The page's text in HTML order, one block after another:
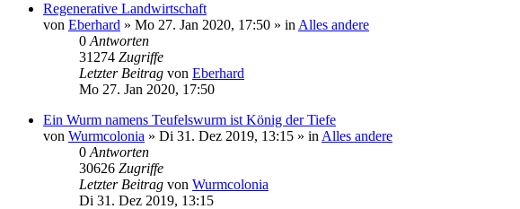
Regenerative Landwirtschaft
von Eberhard » Mo 27. Jan 2020, 17:50 » in Alles andere
0 Antworten
31274 Zugriffe
Letzter Beitrag von Eberhard
Mo 27. Jan 2020, 17:50
Ein Wurm namens Teufelswurm ist König der Tiefe
von Wurmcolonia » Di 31. Dez 2019, 13:15 » in Alles andere
0 Antworten
30626 Zugriffe
Letzter Beitrag von Wurmcolonia
Di 31. Dez 2019, 13:15